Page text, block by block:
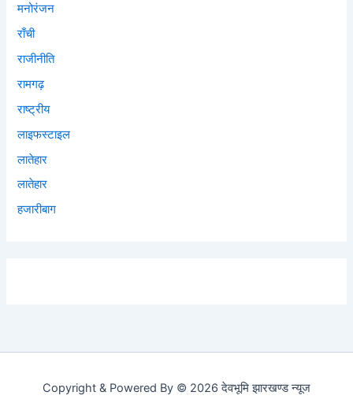
मनोरंजन
राँची
राजीनीति
रामगढ़
राष्ट्रीय
लाइफस्टाइल
लातेहार
लातेहार
हजारीबाग
Copyright & Powered By © 2026 देवभूमि झारखण्ड न्यूज